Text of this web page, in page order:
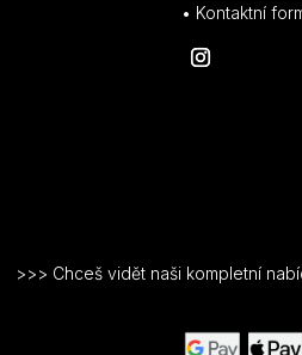
• Kontaktní
>>> Chceš vidět naši kompletní